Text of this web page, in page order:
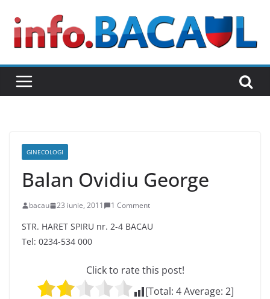
content
GINECOLOGI
Balan Ovidiu George
bacau 23 iunie, 2011 1 Comment
STR. HARET SPIRU nr. 2-4 BACAU
Tel: 0234-534 000
Click to rate this post!
[Total: 4Average: 2]